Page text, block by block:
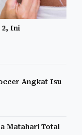
2, Ini
Angkat Isu
Matahari Total